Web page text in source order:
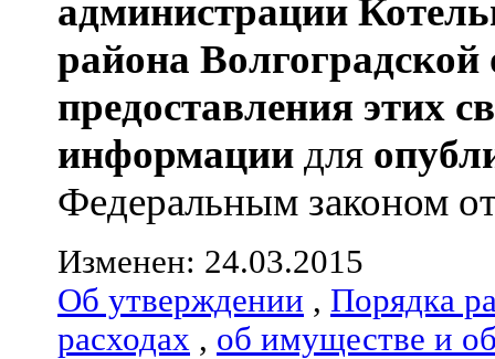
администрации
района Волгоградской
предоставления этих
информации для
Федеральным законом
Изменен: 24.03.2015
Об утверждении , Порядка
расходах , об имуществе и